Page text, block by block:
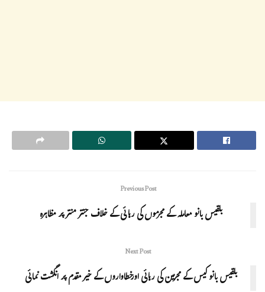
Previous Post
بلقیس بانو معاملہ کے مجرموں کی رہا ئی کے خلاف جنتر منتر پر مظاہرہ
Next Post
بلقیس بانو کیس کے مجرمین کی رہائی اورخطاواروں کے خیر مقدم پر انگشت نمائی